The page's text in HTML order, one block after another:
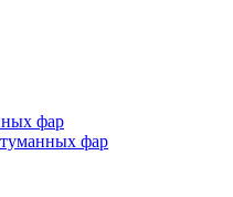
фар
фар